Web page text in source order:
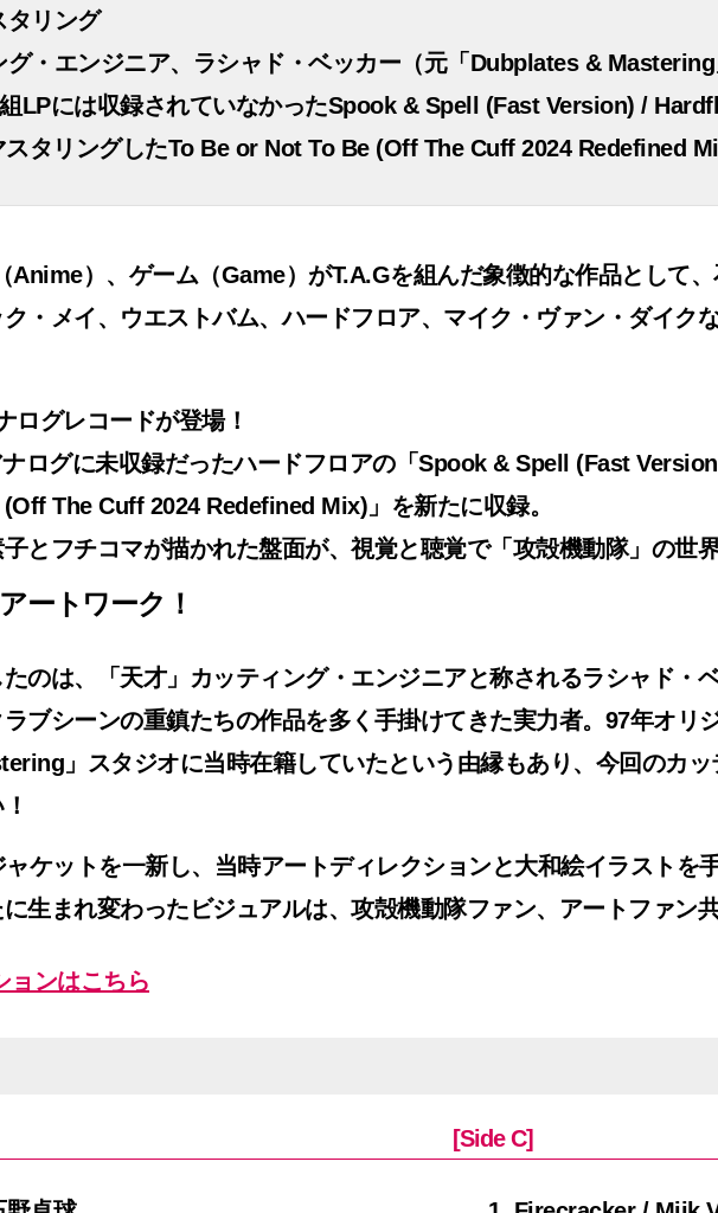
タリング
グ・エンジニア、ラシャド・ベッカー（元「Dubplates &
LPには収録されていなかったSpook & Spell (Fast Version) /
スタリングしたTo Be or Not To Be (Off The Cuff 2024 Redefined
Anime）、ゲーム（Game）がT.A.Gを組んだ象徴的な作品として
・メイ、ウエストバム、ハードフロア、マイク・ヴァン・ダイク
ログレコードが登場！
ナログに未収録だったハードフロアの「Spook & Spell (Fast
The Cuff 2024 Redefined Mix)」を新たに収録。
とフチコマが描かれた盤面が、視覚と聴覚で「攻殻機動隊」の世
ートワーク！
のは、「天才」カッティング・エンジニアと称されるラシャド・
ブシーンの重鎮たちの作品を多く手掛けてきた実力者。97年オ
」スタジオに当時在籍していたという由縁もあり、今回のカ
ケットを一新し、当時アートディレクションと大和絵イラストを
生まれ変わったビジュアルは、攻殻機動隊ファン、アートファン
ョンはこちら
[Side C]